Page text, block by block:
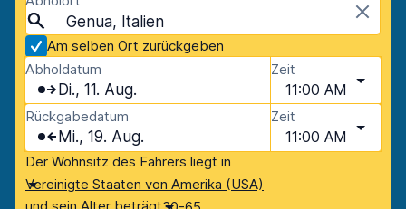
Genua, Italien
Am selben Ort zurückgeben
Abholdatum
Di., 11. Aug.
Zeit
11:00 AM
Rückgabedatum
Mi., 19. Aug.
Zeit
11:00 AM
Der Wohnsitz des Fahrers liegt in
Vereinigte Staaten von Amerika (USA)